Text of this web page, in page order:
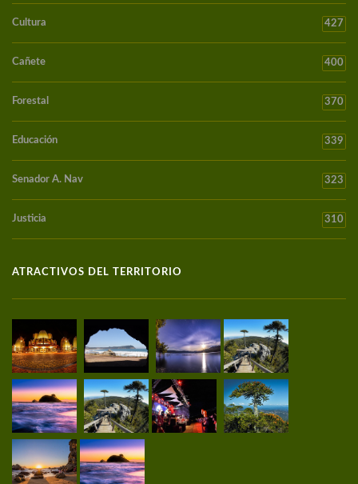
Cultura 427
Cañete 400
Forestal 370
Educación 339
Senador A. Nav 323
Justicia 310
ATRACTIVOS DEL TERRITORIO